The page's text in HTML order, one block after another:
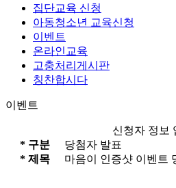
집단교육 신청
아동청소년 교육신청
이벤트
온라인교육
고충처리게시판
칭찬합시다
이벤트
신청자 정보
* 구분
당첨자 발표
* 제목 마음이 인증샷 이벤트